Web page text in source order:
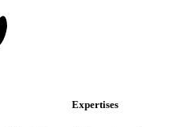
Expertises